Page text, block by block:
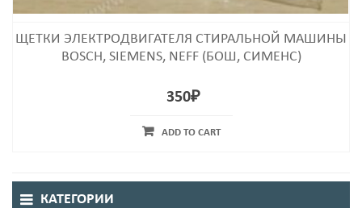
ЩЕТКИ ЭЛЕКТРОДВИГАТЕЛЯ СТИРАЛЬНОЙ МАШИНЫ
BOSCH, SIEMENS, NEFF (БОШ, СИМЕНС)
350₽
ADD TO CART
КАТЕГОРИИ